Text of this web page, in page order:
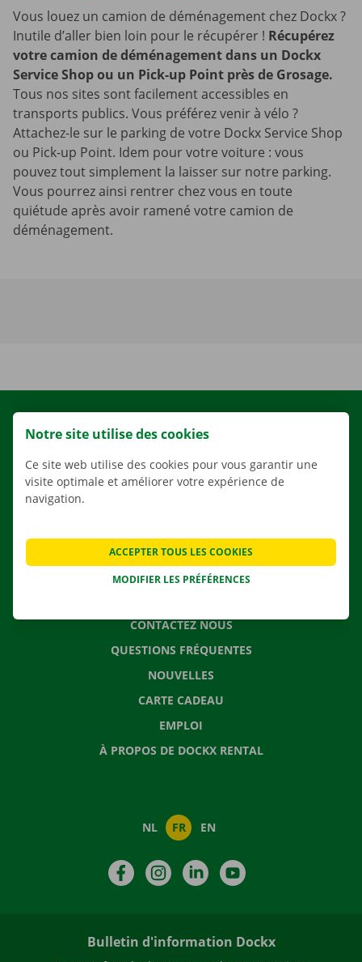
Vous louez un camion de déménagement chez Dockx ?
Inutile d’aller bien loin pour le récupérer ! Récupérez
votre camion de déménagement dans un Dockx
Service Shop ou un Pick-up Point près de Grosage.
Tous nos sites sont facilement accessibles en
transports publics. Vous préférez venir à vélo ?
Attachez-le sur le parking de votre Dockx Service Shop
ou Pick-up Point. Idem pour votre voiture : vous
pouvez tout simplement la laisser sur notre parking.
Vous pourrez ainsi rentrer chez vous en toute
quiétude après avoir ramené votre camion de
déménagement.
NOS SERVICES
SOLUTIONS DE DÉMÉNAGEMENT
CONTACTEZ NOUS
QUESTIONS FRÉQUENTES
NOUVELLES
CARTE CADEAU
EMPLOI
À PROPOS DE DOCKX RENTAL
NL FR EN
FacebookInstagramLinkedIn
Bulletin d'information Dockx
Notre site utilise des cookies
Ce site web utilise des cookies pour vous garantir une
visite optimale et améliorer votre expérience de
navigation.
MODIFIER LES PRÉFÉRENCES
ACCEPTER TOUS LES COOKIES